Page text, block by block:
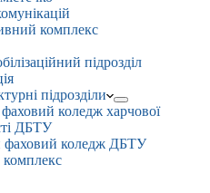
комплекс
підрозділ
підрозділи
коледж харчової
ДБТУ
фаховий коледж ДБТУ